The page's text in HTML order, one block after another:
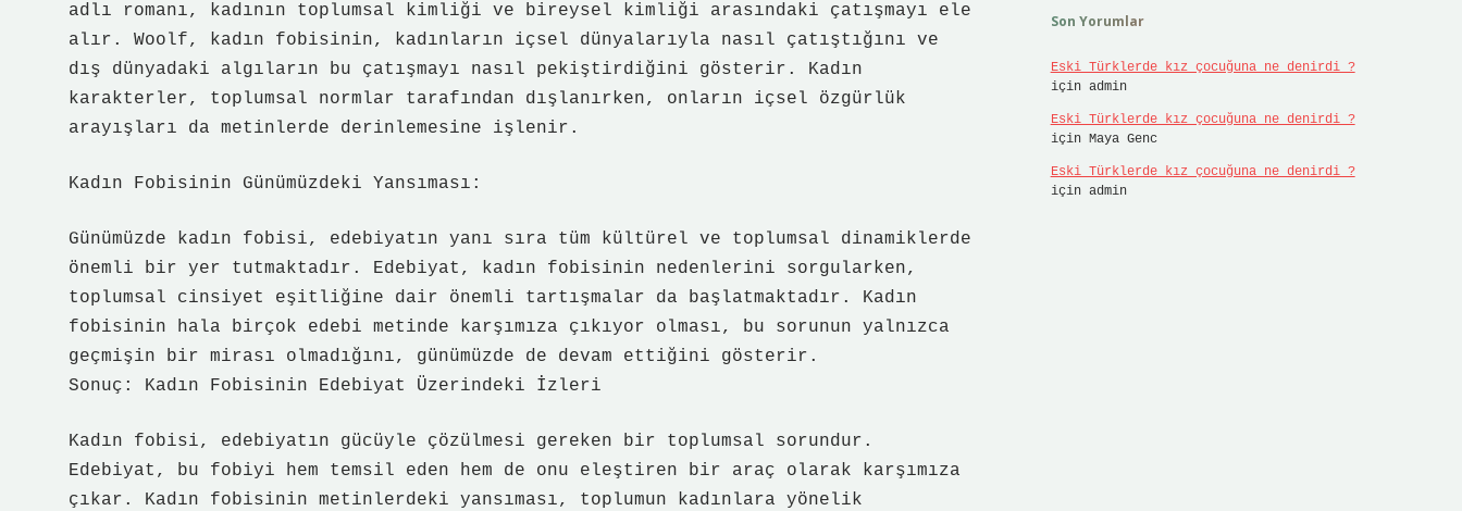
adlı romanı, kadının toplumsal kimliği ve bireysel kimliği arasındaki çatışmayı ele
alır. Woolf, kadın fobisinin, kadınların içsel dünyalarıyla nasıl çatıştığını ve
dış dünyadaki algıların bu çatışmayı nasıl pekiştirdiğini gösterir. Kadın
karakterler, toplumsal normlar tarafından dışlanırken, onların içsel özgürlük
arayışları da metinlerde derinlemesine işlenir.
Kadın Fobisinin Günümüzdeki Yansıması:
Günümüzde kadın fobisi, edebiyatın yanı sıra tüm kültürel ve toplumsal dinamiklerde
önemli bir yer tutmaktadır. Edebiyat, kadın fobisinin nedenlerini sorgularken,
toplumsal cinsiyet eşitliğine dair önemli tartışmalar da başlatmaktadır. Kadın
fobisinin hala birçok edebi metinde karşımıza çıkıyor olması, bu sorunun yalnızca
geçmişin bir mirası olmadığını, günümüzde de devam ettiğini gösterir.
Sonuç: Kadın Fobisinin Edebiyat Üzerindeki İzleri
Kadın fobisi, edebiyatın gücüyle çözülmesi gereken bir toplumsal sorundur.
Edebiyat, bu fobiyi hem temsil eden hem de onu eleştiren bir araç olarak karşımıza
çıkar. Kadın fobisinin metinlerdeki yansıması, toplumun kadınlara yönelik
Son Yorumlar
Eski Türklerde kız çocuğuna ne denirdi ?
için admin
Eski Türklerde kız çocuğuna ne denirdi ?
için Maya Genc
Eski Türklerde kız çocuğuna ne denirdi ?
için admin